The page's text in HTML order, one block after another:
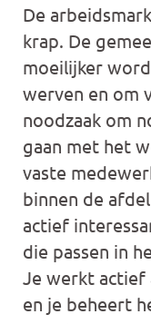
De
krap. De
moeilijker
werven en om
noodzaak om
gaan met het
vaste
binnen de
actief
die passen in
Je werkt actief
en je beheert